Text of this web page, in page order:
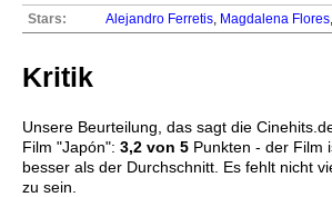
Stars:
Alejandro Ferretis Magdalena Flores
Kritik
Unsere Beurteilung, das sagt die
Film "Japón": 3,2 von 5 Punkten - der Film
besser als der Durchschnitt. Es fehlt nicht
zu sein.